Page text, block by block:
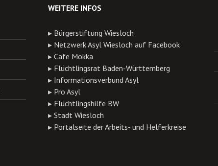
WEITERE INFOS
▸ Bürgerstiftung Wiesloch
▸ Netzwerk Asyl Wiesloch auf Facebook
▸Cafe Mokka
▸ Flüchtlingsrat Baden-Württemberg
▸ Informationsverbund Asyl
▸ Pro Asyl
▸ Flüchtlingshilfe BW
▸Stadt Wiesloch
▸ Portalseite der Arbeits- und Helferkreise